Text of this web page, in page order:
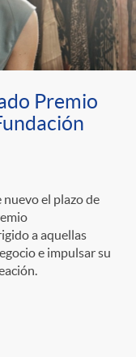
Premio
el plazo de
a aquellas
e impulsar su